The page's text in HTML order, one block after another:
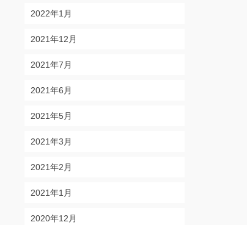
2022年1月
2021年12月
2021年7月
2021年6月
2021年5月
2021年3月
2021年2月
2021年1月
2020年12月